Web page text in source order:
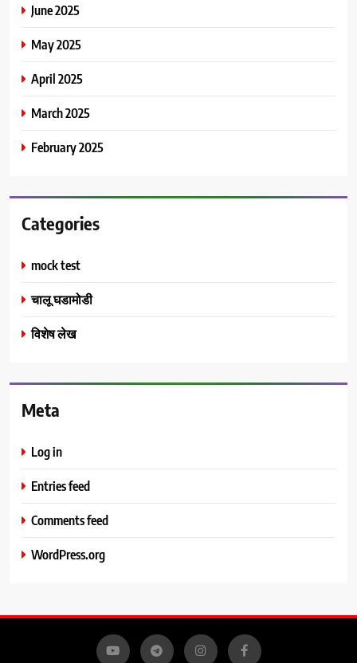
June 2025
May 2025
April 2025
March 2025
February 2025
Categories
mock test
चालू घडामोडी
विशेष लेख
Meta
Log in
Entries feed
Comments feed
WordPress.org